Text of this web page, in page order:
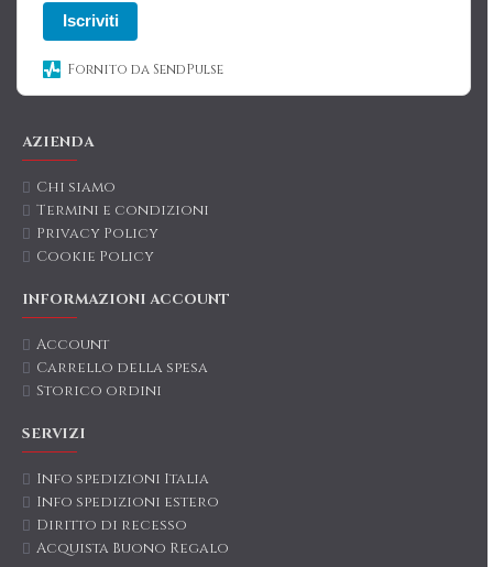
Iscriviti
Fornito da SendPulse
AZIENDA
Chi siamo
Termini e condizioni
Privacy Policy
Cookie Policy
INFORMAZIONI ACCOUNT
Account
Carrello della spesa
Storico ordini
SERVIZI
Info spedizioni Italia
Info spedizioni estero
Diritto di recesso
Acquista Buono Regalo